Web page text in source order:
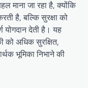
माना जा रहा है, क्योंकि
है, बल्कि सुरक्षा को
योगदान देती है। यह
को अधिक सुरक्षित,
भूमिका निभाने की